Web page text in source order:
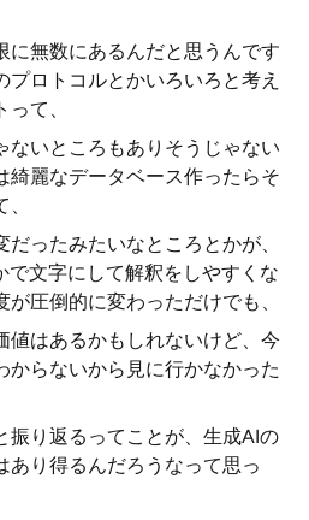
に無数にあるんだと思うんです
プロトコルとかいろいろと考え
て、
ないところもありそうじゃない
綺麗なデータベース作ったらそ
ったみたいなところとかが、
で文字にして解釈をしやすくな
圧倒的に変わっただけでも、
値はあるかもしれないけど、今
からないから見に行かなかった
振り返るってことが、生成AIの
あり得るんだろうなって思っ